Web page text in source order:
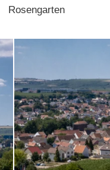
Rosengarten